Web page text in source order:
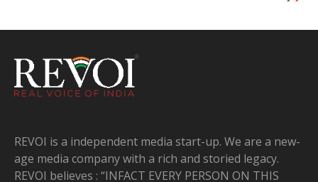
REVOI is a independent media start-up. We are a new-
age media company with a rich and storied legacy.
REVOI believes : “INFACT EVERY PERSON ON THIS